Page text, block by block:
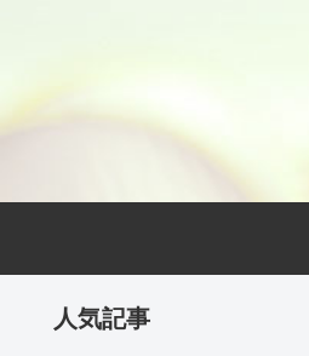
人気記事